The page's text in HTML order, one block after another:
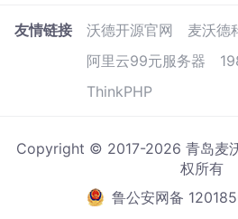
友情链接 沃德开源官网
麦沃德
阿里云99元服务器
ThinkPHP
Copyright © 2017-2026 青岛麦
权所有
鲁公安网备